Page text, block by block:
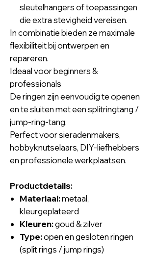
sleutelhangers of toepassingen
die extra stevigheid vereisen.
In combinatie bieden ze maximale
flexibiliteit bij ontwerpen en
repareren.
Ideaal voor beginners &
professionals
De ringen zijn eenvoudig te openen
en te sluiten met een splitringtang /
jump-ring-tang.
Perfect voor sieradenmakers,
hobbyknutselaars, DIY-liefhebbers
en professionele werkplaatsen.
Productdetails:
Materiaal:metaal,
kleurgeplateerd
Kleuren:goud & zilver
Type:open en gesloten ringen
(split rings / jump rings)